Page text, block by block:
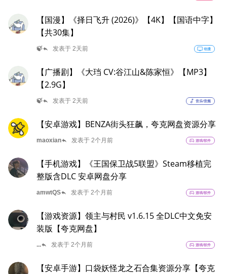
【国漫】《择日飞升 (2026)》【4K】【国语中字】
【共30集】
🍃reply 发表于 2天前 tv 动漫
【广播剧】《大珰 CV:谷江山&陈家恒》【MP3】
【2.9G】
🍃reply 发表于 2天前 music_note 音乐/音频
【安卓游戏】BENZA街头狂飙，夸克网盘资源分享
maoxianreply 发表于 2个月前 sports_esports 游戏/软件
【手机游戏】《王国保卫战5联盟》Steam移植完
整版含DLC 安卓网盘分享
amwtQSreply 发表于 2个月前 sports_esports 游戏/软件
【游戏资源】领主与村民 v1.6.15 全DLC中文免安
装版【夸克网盘】
...reply 发表于 2个月前 sports_esports 游戏/软件
【安卓手游】口袋妖怪龙之石合集资源分享【夸克